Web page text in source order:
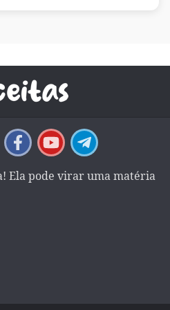
Ela pode virar uma matéria